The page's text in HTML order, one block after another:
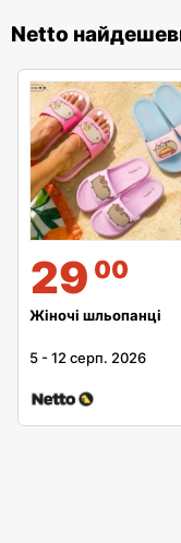
Netto
29 00
Жіночі шльопанці
5 -12 серп. 2026